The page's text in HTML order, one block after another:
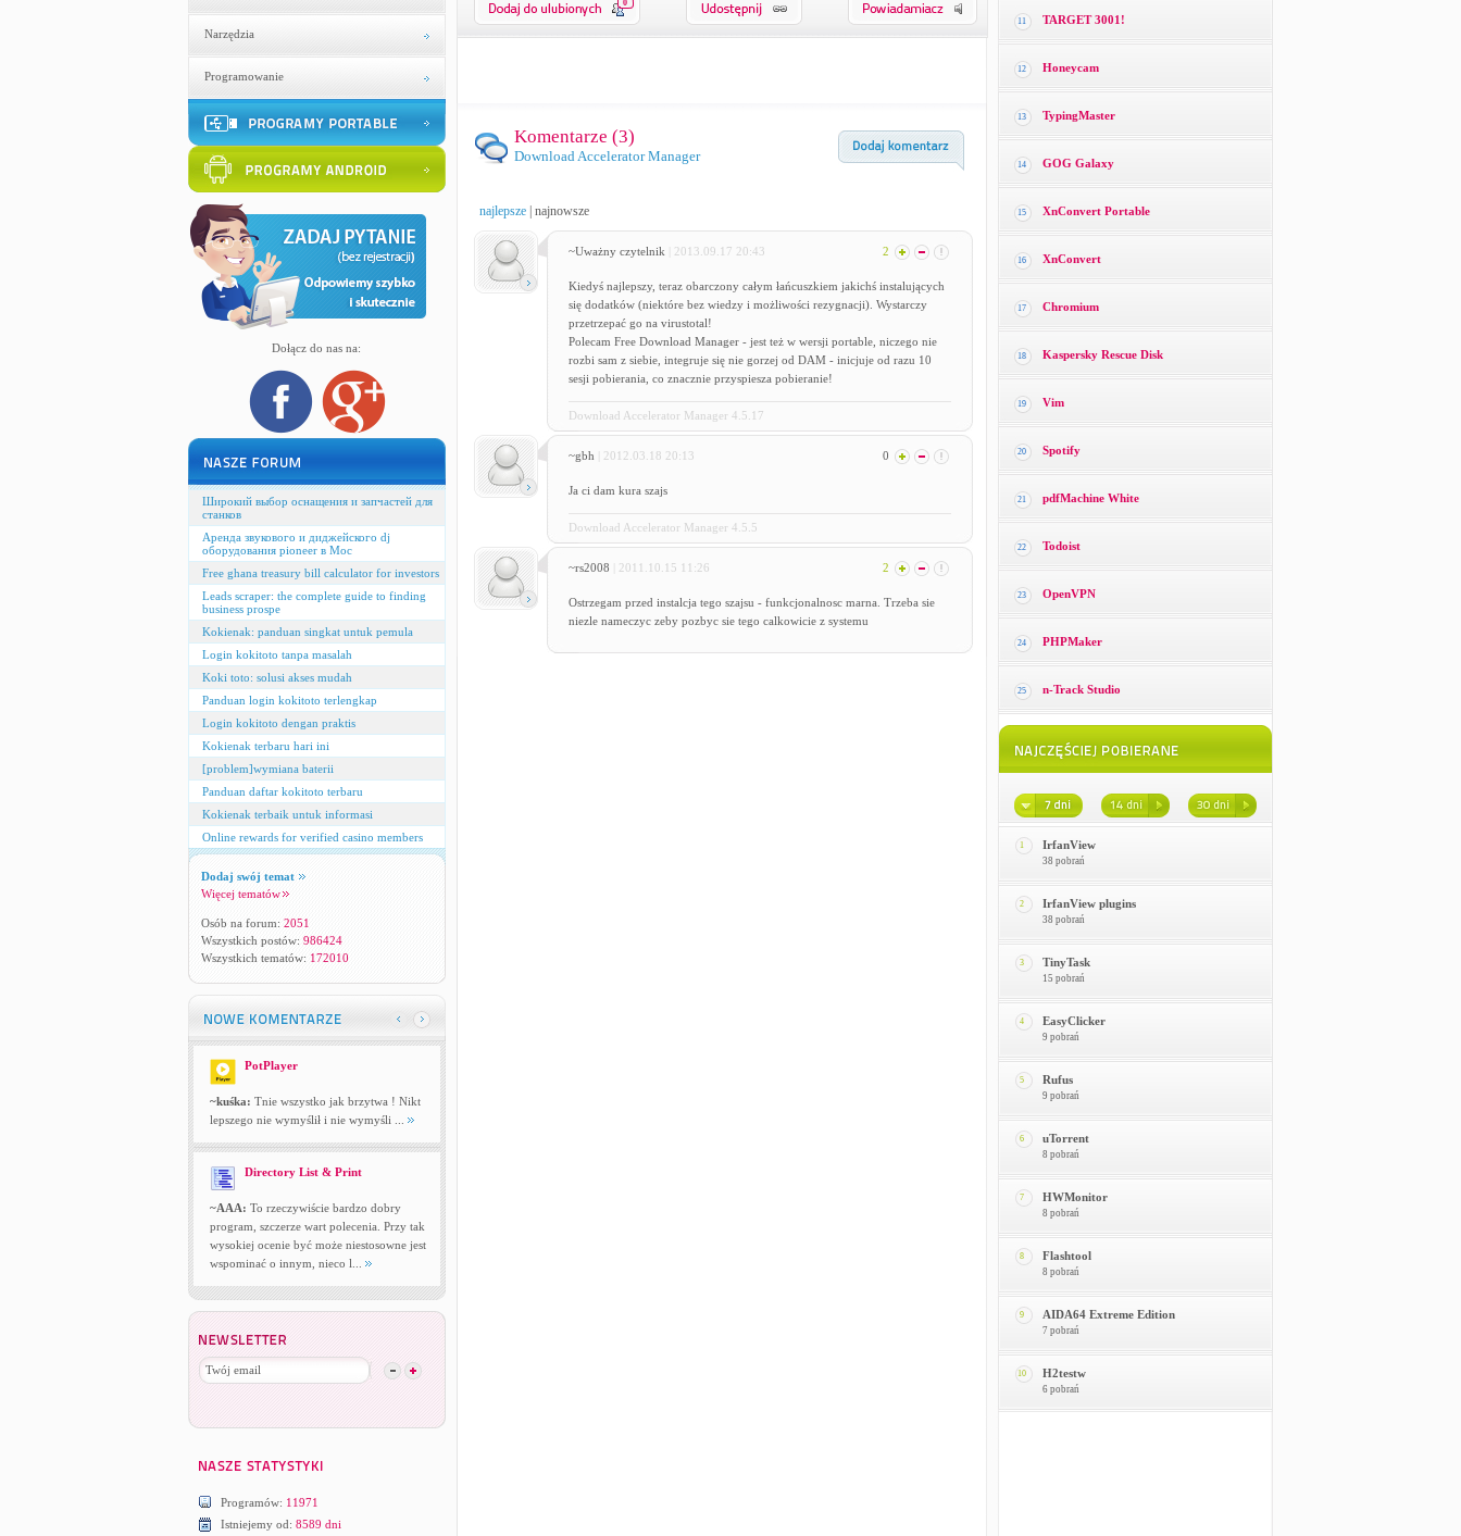
Narzędzia
Programowanie
Dołącz do nas na:
Широкий выбор оснащения и запчастей для
станков
Аренда звукового и диджейского dj
оборудования pioneer в Мос
Free ghana treasury bill calculator for investors
Leads scraper: the complete guide to finding
business prospe
Kokienak: panduan singkat untuk pemula
Login kokitoto tanpa masalah
Koki toto: solusi akses mudah
Panduan login kokitoto terlengkap
Login kokitoto dengan praktis
Kokienak terbaru hari ini
[problem]wymiana baterii
Panduan daftar kokitoto terbaru
Kokienak terbaik untuk informasi
Online rewards for verified casino members
Dodaj swój temat
Więcej tematów
Osób na forum: 2051
Wszystkich postów: 986424
Wszystkich tematów: 172010
PotPlayer
~kuśka: Tnie wszystko jak brzytwa ! Nikt
lepszego nie wymyślił i nie wymyśli ...
Directory List & Print
~AAA: To rzeczywiście bardzo dobry
program, szczerze wart polecenia. Przy tak
wysokiej ocenie być może niestosowne jest
wspominać o innym, nieco l...
Programów: 11971
Istniejemy od: 8589 dni
0
Komentarze (3)
Download Accelerator Manager
najlepsze| najnowsze
~Uważny czytelnik | 2013.09.17 20:43 2
Kiedyś najlepszy, teraz obarczony całym łańcuszkiem jakichś instalujących
się dodatków (niektóre bez wiedzy i możliwości rezygnacji). Wystarczy
przetrzepać go na virustotal!
Polecam Free Download Manager - jest też w wersji portable, niczego nie
rozbi sam z siebie, integruje się nie gorzej od DAM - inicjuje od razu 10
sesji pobierania, co znacznie przyspiesza pobieranie!
Download Accelerator Manager 4.5.17
~gbh | 2012.03.18 20:13 0
Ja ci dam kura szajs
Download Accelerator Manager 4.5.5
~rs2008 | 2011.10.15 11:26 2
Ostrzegam przed instalcja tego szajsu - funkcjonalnosc marna. Trzeba sie
niezle nameczyc zeby pozbyc sie tego calkowicie z systemu
11 TARGET 3001!
12 Honeycam
13 TypingMaster
14 GOG Galaxy
15 XnConvert Portable
16 XnConvert
17 Chromium
18 Kaspersky Rescue Disk
19 Vim
20 Spotify
21 pdfMachine White
22 Todoist
23 OpenVPN
24 PHPMaker
25 n-Track Studio
1 IrfanView
38 pobrań
2 IrfanView plugins
38 pobrań
3 TinyTask
15 pobrań
4 EasyClicker
9 pobrań
5 Rufus
9 pobrań
6 uTorrent
8 pobrań
7 HWMonitor
8 pobrań
8 Flashtool
8 pobrań
9 AIDA64 Extreme Edition
7 pobrań
10 H2testw
6 pobrań